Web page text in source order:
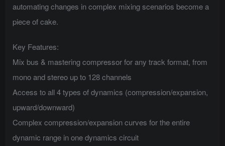
automating changes in complex mixing scenarios become a
piece of cake.
Key Features:
Mix bus & mastering compressor for any track format, from
mono and stereo up to 128 channels
Access to all 4 types of dynamics (compression/expansion,
upward/downward)
Complex compression/expansion curves for the entire
dynamic range in one dynamics circuit